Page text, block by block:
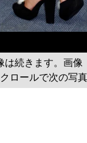
は続きます。画像
ロールで次の写